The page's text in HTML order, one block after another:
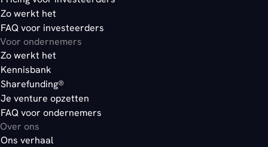
Zo werkt het
FAQ voor investeerders
Voor ondernemers
Zo werkt het
Kennisbank
Sharefunding®
Je venture opzetten
FAQ voor ondernemers
Over ons
Ons verhaal